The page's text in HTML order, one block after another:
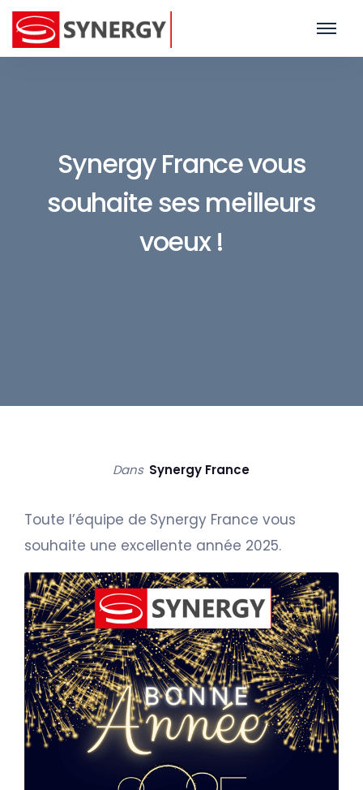
Synergy France vous
souhaite ses meilleurs
voeux !
Dans Synergy France
Toute l’équipe de Synergy France vous
souhaite une excellente année 2025.